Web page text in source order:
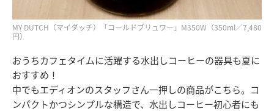
MY DUTCH（マイダッチ）「コールドブリュワー」M350W（350ml／7,480
円）
おうちカフェタイムに活躍する水出しコーヒーの器具も夏に
おすすめ！
中でもエディオンのスタッフさん一押しの商品がこちら。コ
ンパクトかつシンプルな構造で、水出しコーヒー初心者にも